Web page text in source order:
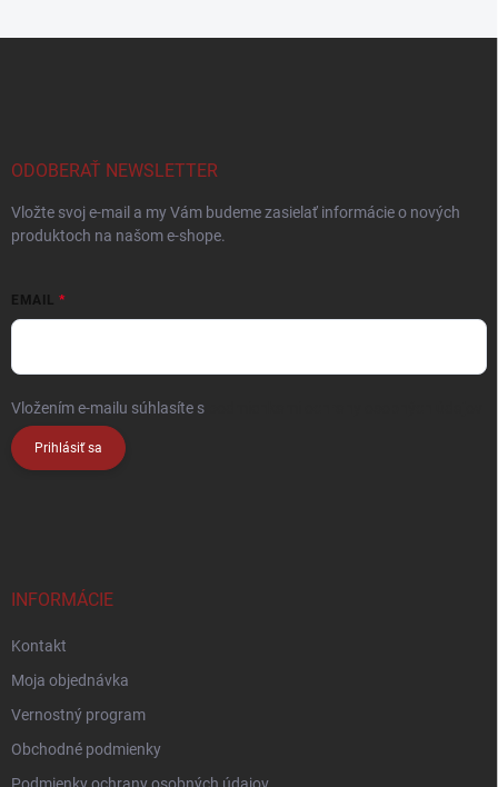
ODOBERAŤ NEWSLETTER
Vložte svoj e-mail a my Vám budeme zasielať informácie o nových
produktoch na našom e-shope.
EMAIL
Vložením e-mailu súhlasíte s
Prihlásiť sa
INFORMÁCIE
Kontakt
Moja objednávka
Vernostný program
Obchodné podmienky
Podmienky ochrany osobných údajov